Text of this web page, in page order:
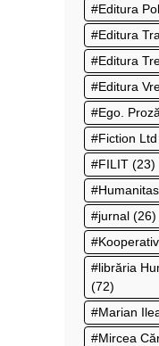
Editura
Editura
Editura
Editura
Ego. Proză
Fiction Ltd
FILIT (23)
Humanitas
jurnal (26)
librăria
(72)
Marian
Mircea